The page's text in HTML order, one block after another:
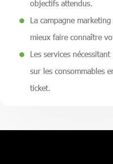
objectifs attendus.
La campagne
mieux faire connaître
Les services
sur les consommables
ticket.